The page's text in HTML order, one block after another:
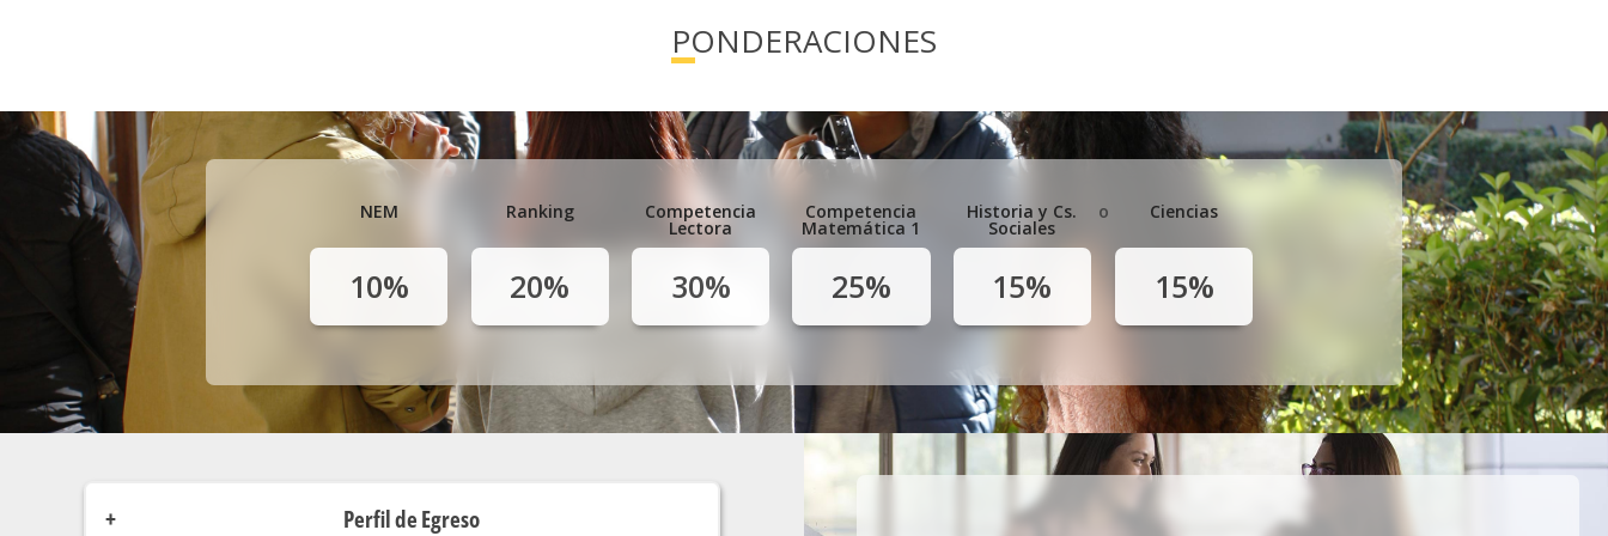
PONDERACIONES
NEM
10%
Ranking
20%
Competencia
Lectora
30%
Competencia
Matemática 1
25%
Historia y Cs.
Sociales
15%
o Ciencias
15%
Perfil de Egreso